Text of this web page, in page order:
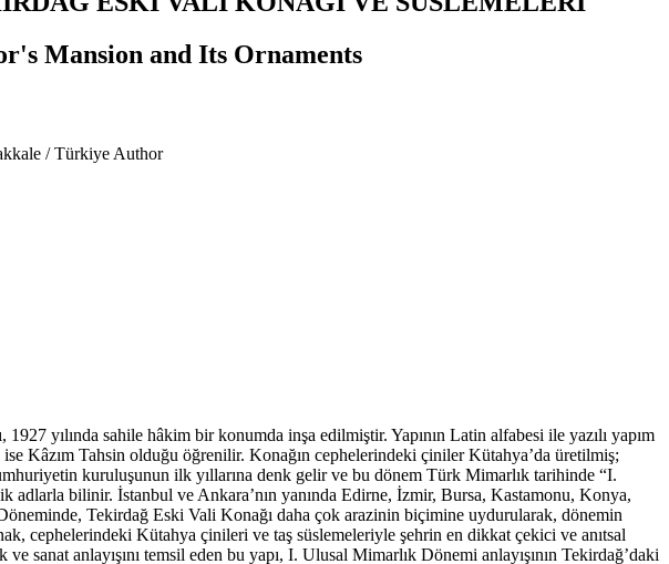
Mansion and Its Ornaments
/ Türkiye Author
yılında sahile hâkim bir konumda inşa edilmiştir. Yapının Latin alfabesi ile yazılı yapım
Kâzım Tahsin olduğu öğrenilir. Konağın cephelerindeki çiniler Kütahya’da üretilmiş;
kuruluşunun ilk yıllarına denk gelir ve bu dönem Türk Mimarlık tarihinde “I.
bilinir. İstanbul ve Ankara’nın yanında Edirne, İzmir, Bursa, Kastamonu, Konya,
Tekirdağ Eski Vali Konağı daha çok arazinin biçimine uydurularak, dönemin
cephelerindeki Kütahya çinileri ve taş süslemeleriyle şehrin en dikkat çekici ve anıtsal
sanat anlayışını temsil eden bu yapı, I. Ulusal Mimarlık Dönemi anlayışının Tekirdağ’daki